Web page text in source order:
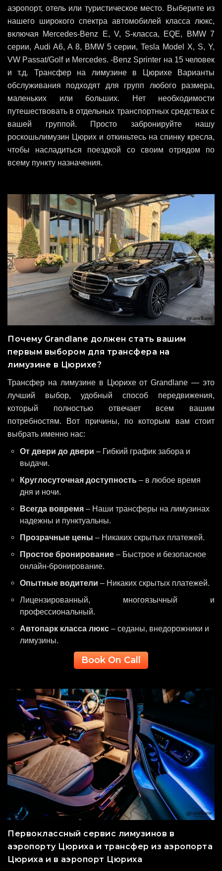
аэропорт, отель или туристическое место. Выберите из
нашего широкого спектра автомобилей класса люкс,
включая Mercedes-Benz E, V, S-класса, EQE, BMW 7
серии, Audi A6, A 8, BMW 5 серии, Tesla Model X, S, Y,
VW Passat/Golf и Mercedes. -Benz Sprinter на 15 человек
и т.д. Трансфер на лимузине в Цюрихе Варианты
обслуживания подходят для групп любого размера,
маленьких или больших. Нет необходимости
путешествовать в отдельных транспортных средствах с
вашей группой. Просто забронируйте нашу
роскошьлимузин Цюрих и откиньтесь на спинку кресла,
чтобы насладиться поездкой со своим отрядом по
всему пункту назначения.
Почему Grandlane должен стать вашим
первым выбором для трансфера на
лимузине в Цюрихе?
Трансфер на лимузине в Цюрихе от Grandlane — это
лучший выбор, удобный способ передвижения,
который полностью отвечает всем вашим
потребностям. Вот причины, по которым вам стоит
выбрать именно нас:
От двери до двери – Гибкий график забора и
выдачи.
Круглосуточная доступность – в любое время
дня и ночи.
Всегда вовремя – Наши трансферы на лимузинах
надежны и пунктуальны.
Прозрачные цены – Никаких скрытых платежей.
Простое бронирование – Быстрое и безопасное
онлайн-бронирование.
Опытные водители – Никаких скрытых платежей.
Лицензированный, многоязычный и
профессиональный.
Автопарк класса люкс – седаны, внедорожники и
лимузины.
Book On Call
Первоклассный сервис лимузинов в
аэропорту Цюриха и трансфер из аэропорта
Цюриха и в аэропорт Цюриха